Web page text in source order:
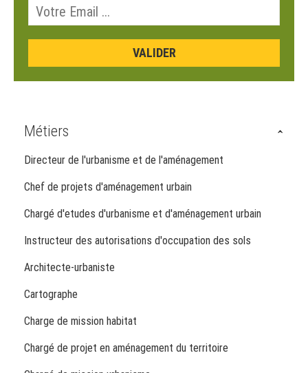
Métiers
Directeur de l'urbanisme et de l'aménagement
Chef de projets d'aménagement urbain
Chargé d'etudes d'urbanisme et d'aménagement urbain
Instructeur des autorisations d'occupation des sols
Architecte-urbaniste
Cartographe
Charge de mission habitat
Chargé de projet en aménagement du territoire